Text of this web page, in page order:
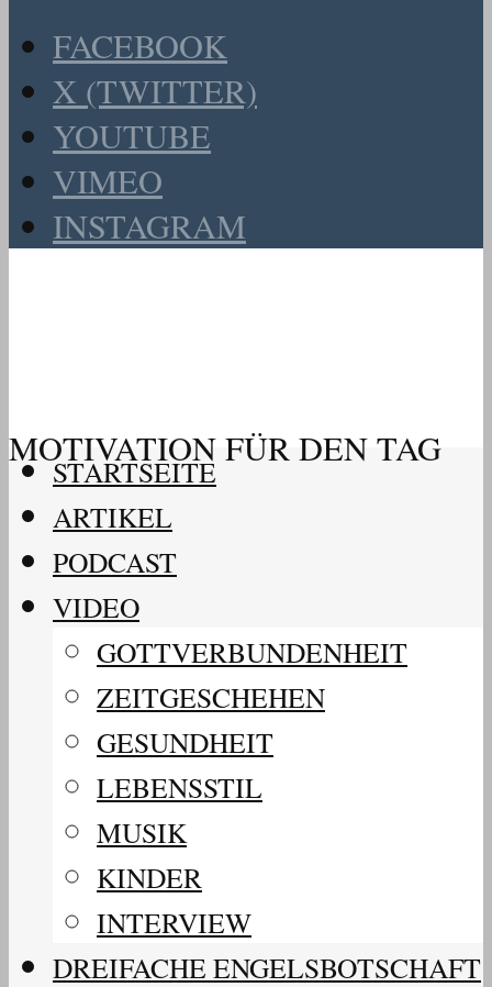
FACEBOOK
X (TWITTER)
YOUTUBE
VIMEO
INSTAGRAM
MOTIVATION FÜR DEN TAG
STARTSEITE
ARTIKEL
PODCAST
VIDEO
GOTTVERBUNDENHEIT
ZEITGESCHEHEN
GESUNDHEIT
LEBENSSTIL
MUSIK
KINDER
INTERVIEW
DREIFACHE ENGELSBOTSCHAFT